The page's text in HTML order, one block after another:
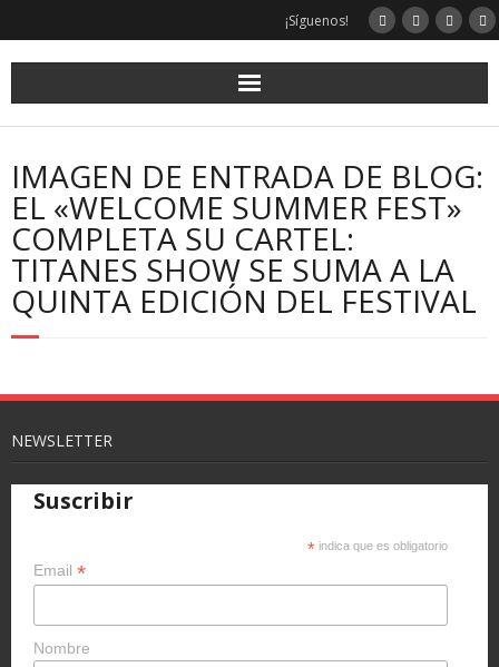
¡Síguenos!
IMAGEN DE ENTRADA DE BLOG:
EL «WELCOME SUMMER FEST»
COMPLETA SU CARTEL:
TITANES SHOW SE SUMA A LA
QUINTA EDICIÓN DEL FESTIVAL
NEWSLETTER
Suscribir
* indica que es obligatorio
Email *
Nombre